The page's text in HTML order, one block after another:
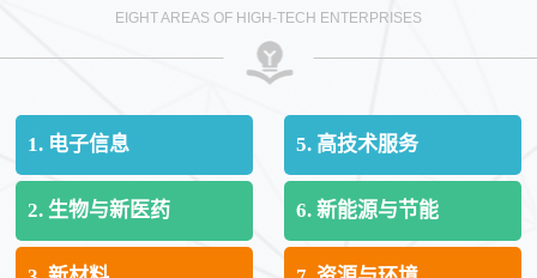
EIGHT AREAS OF HIGH-TECH ENTERPRISES
1. 电子信息
2. 生物与新医药
5. 高技术服务
6. 新能源与节能